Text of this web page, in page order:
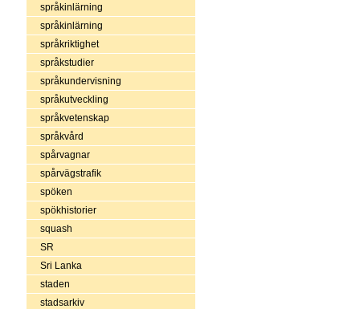
språkinlärning
språkinlärning
språkriktighet
språkstudier
språkundervisning
språkutveckling
språkvetenskap
språkvård
spårvagnar
spårvägstrafik
spöken
spökhistorier
squash
SR
Sri Lanka
staden
stadsarkiv